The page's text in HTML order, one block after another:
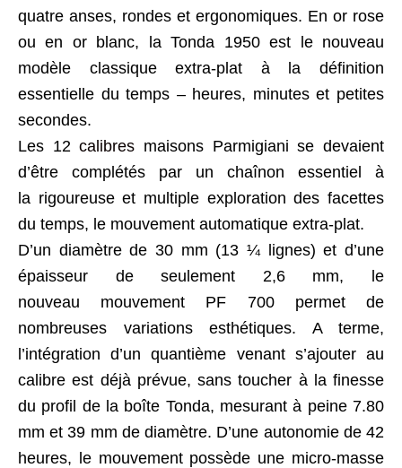
quatre anses, rondes et ergonomiques. En or rose
ou en or blanc, la Tonda 1950 est le nouveau
modèle classique extra-plat à la définition
essentielle du temps – heures, minutes et petites
secondes.
Les 12calibres maisons Parmigiani se devaient
d’être complétés par un chaînon essentiel à
la rigoureuse et multiple exploration des facettes
du temps, le mouvement automatique extra-plat.
D’un diamètre de 30 mm (13 ¼ lignes) et d’une
épaisseur de seulement 2,6 mm, le
nouveau mouvement PF 700 permet de
nombreuses variations esthétiques. A terme,
l’intégration d’un quantième venant s’ajouter au
calibre est déjà prévue, sans toucher à la finesse
du profil de la boîte Tonda, mesurant à peine 7.80
mm et 39 mm de diamètre. D’une autonomie de 42
heures, le mouvement possède une micro-masse